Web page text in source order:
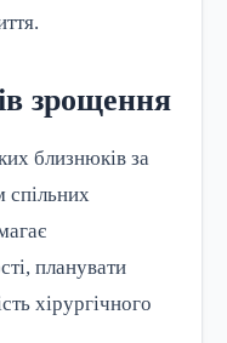
зрощення
близнюків за
спільних
планувати
хірургічного